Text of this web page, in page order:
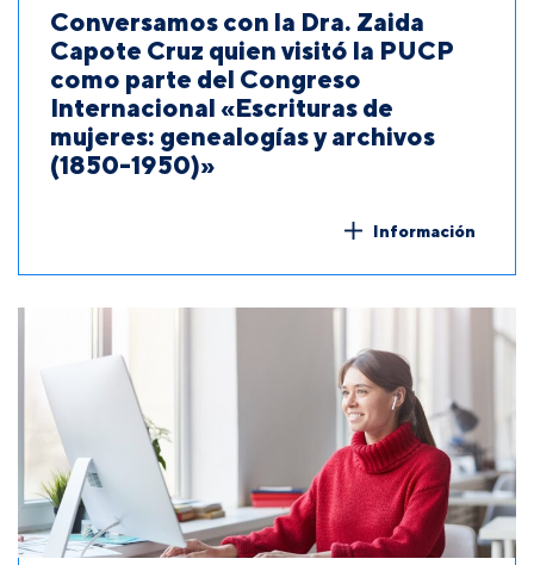
Conversamos con la Dra. Zaida
Capote Cruz quien visitó la PUCP
como parte del Congreso
Internacional «Escrituras de
mujeres: genealogías y archivos
(1850-1950)»
Información